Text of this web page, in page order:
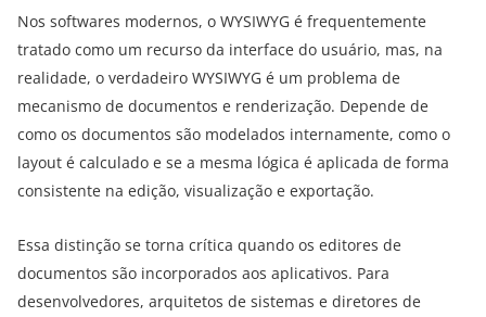
Nos softwares modernos, o WYSIWYG é frequentemente
tratado como um recurso da interface do usuário, mas, na
realidade, o verdadeiro WYSIWYG é um problema de
mecanismo de documentos e renderização. Depende de
como os documentos são modelados internamente, como o
layout é calculado e se a mesma lógica é aplicada de forma
consistente na edição, visualização e exportação.
Essa distinção se torna crítica quando os editores de
documentos são incorporados aos aplicativos. Para
desenvolvedores, arquitetos de sistemas e diretores de